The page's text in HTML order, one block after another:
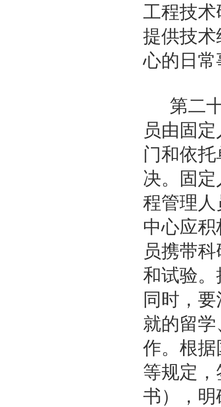
工程技
提供技
心的日常
第二十
员由固
门和依
决。固
程管理
中心应
员携带
和试验
同时，
就的留
作。根
等规定
书），